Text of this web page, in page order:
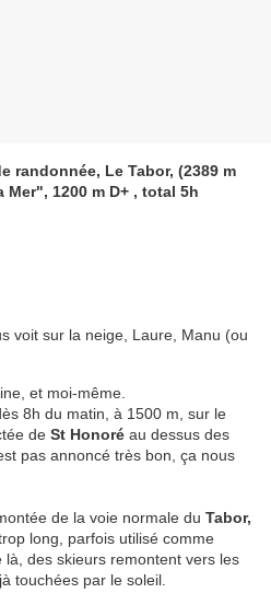
randonnée, Le Tabor, (2389 m
1200 m D+ , total 5h
voit sur la neige, Laure, Manu (ou
et moi-même.
8h du matin, à 1500 m, sur le
de St Honoré au dessus des
pas annoncé très bon, ça nous
de la voie normale du Tabor,
long, parfois utilisé comme
des skieurs remontent vers les
touchées par le soleil.